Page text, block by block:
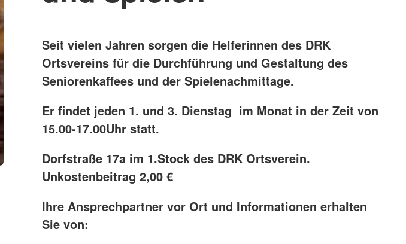
Seit vielen Jahren sorgen die Helferinnen des DRK
Ortsvereins für die Durchführung und Gestaltung des
Seniorenkaffees und der Spielenachmittage.
Er findet jeden 1. und 3. Dienstag im Monat in der Zeit von
15.00-17.00Uhr statt.
Dorfstraße 17a im 1.Stock des DRK Ortsverein.
Unkostenbeitrag 2,00 €
Ihre Ansprechpartner vor Ort und Informationen erhalten
Sie von: